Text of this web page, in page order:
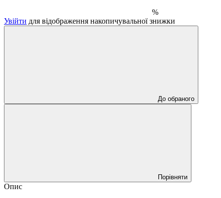
%
Увійти для відображення накопичувальної знижки
До обраного
Порівняти
Опис